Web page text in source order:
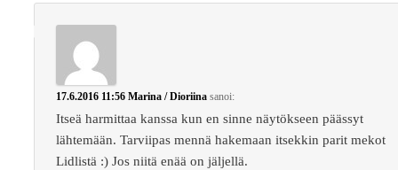
17.6.2016 11:56 Marina / Dioriina sanoi:
Itseä harmittaa kanssa kun en sinne näytökseen päässyt
lähtemään. Tarviipas mennä hakemaan itsekkin parit mekot
Lidlistä :) Jos niitä enää on jäljellä.